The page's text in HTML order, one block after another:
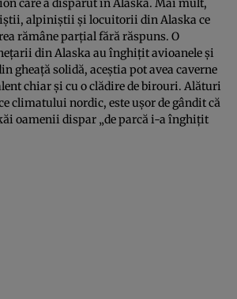
care a dispărut în Alaska. Mai mult,
alpiniştii şi locuitorii din Alaska ce
rămâne parţial fără răspuns. O
din Alaska au înghiţit avioanele şi
gheaţă solidă, aceştia pot avea caverne
chiar şi cu o clădire de birouri. Alături
climatului nordic, este uşor de gândit că
oamenii dispar „de parcă i-a înghiţit